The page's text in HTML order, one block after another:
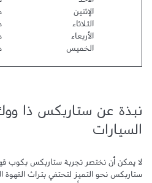
الإثنين
الثلاثاء
الأربعاء
الخميس
نبذة عن ستاربكس ذا
السيارات